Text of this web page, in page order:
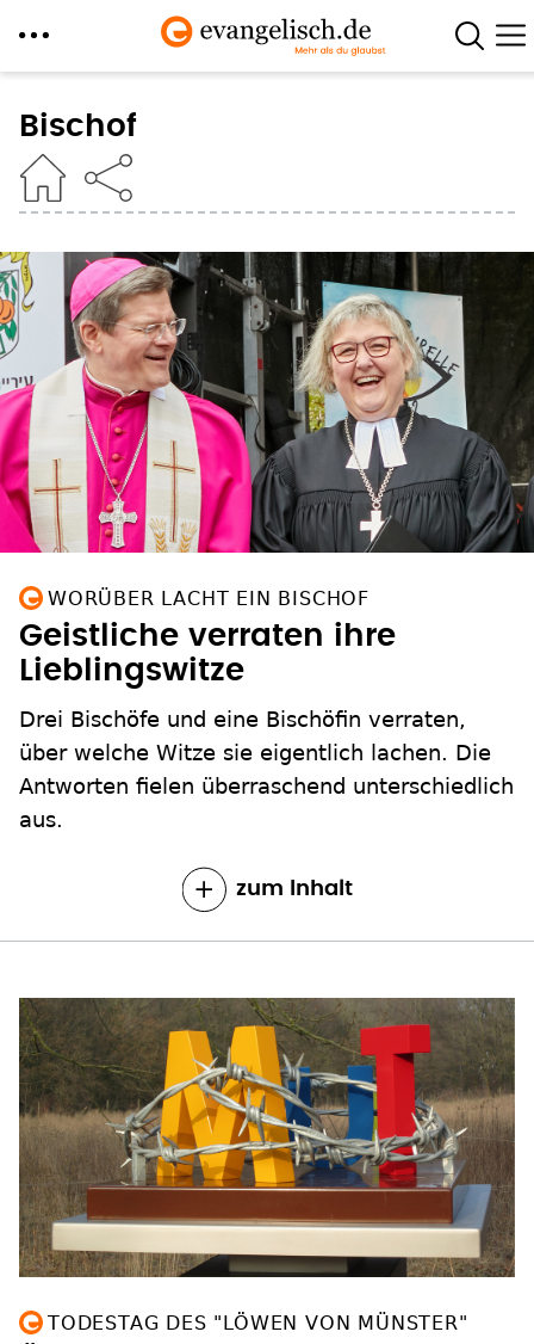
zum
Inhalt
Bischof
WORÜBER LACHT EIN BISCHOF
Geistliche verraten ihre
Lieblingswitze
Drei Bischöfe und eine Bischöfin verraten,
über welche Witze sie eigentlich lachen. Die
Antworten fielen überraschend unterschiedlich
aus.
zum Inhalt
TODESTAG DES "LÖWEN VON MÜNSTER"